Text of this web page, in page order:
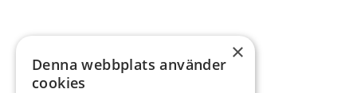
×
Denna webbplats använder
cookies